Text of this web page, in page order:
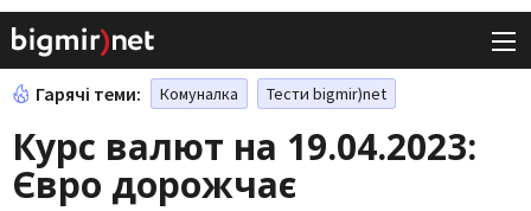
Гарячі теми: Комуналка Тести bigmir)net
Курс валют на 19.04.2023:
Євро дорожчає